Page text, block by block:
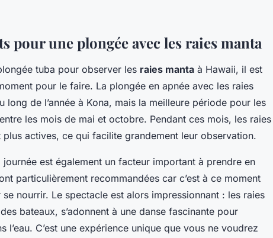
pour une plongée avec les raies manta
tuba pour observer les raies manta à Hawaii, il est
pour le faire. La plongée en apnée avec les raies
long de l’année à Kona, mais la meilleure période pour les
les mois de mai et octobre. Pendant ces mois, les raies
plus actives, ce qui facilite grandement leur observation.
est également un facteur important à prendre en
particulièrement recommandées car c’est à ce moment
nourrir. Le spectacle est alors impressionnant : les raies
bateaux, s’adonnent à une danse fascinante pour
l’eau. C’est une expérience unique que vous ne voudrez